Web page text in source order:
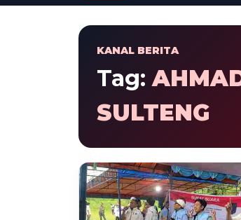
KANAL BERITA
Tag:
SULTENG